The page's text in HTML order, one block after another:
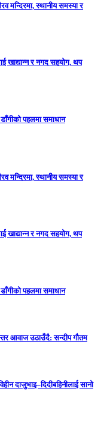
मन्दिरमा, स्थानीय समस्या र
खाद्यान्न र नगद सहयोग, थप
पहलमा समाधान
मन्दिरमा, स्थानीय समस्या र
खाद्यान्न र नगद सहयोग, थप
पहलमा समाधान
आवाज उठाउँदै: सन्दीप गौतम
दाजुभाइ–दिदीबहिनीलाई सानो